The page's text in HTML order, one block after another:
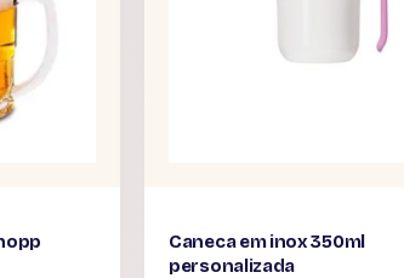
Caneca em inox 350ml
personalizada